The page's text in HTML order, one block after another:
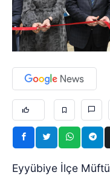
Eyyübiye İlçe